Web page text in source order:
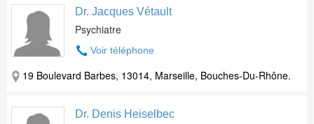
Dr. Jacques Vétault
Psychiatre
Voir téléphone
19 Boulevard Barbes, 13014, Marseille, Bouches-Du-Rhône.
Dr. Denis Heiselbec